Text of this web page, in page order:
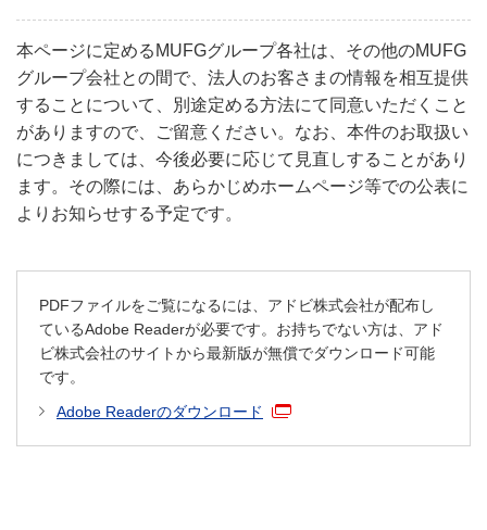
本ページに定めるMUFGグループ各社は、その他のMUFG
グループ会社との間で、法人のお客さまの情報を相互提供
することについて、別途定める方法にて同意いただくこと
がありますので、ご留意ください。なお、本件のお取扱い
につきましては、今後必要に応じて見直しすることがあり
ます。その際には、あらかじめホームページ等での公表に
よりお知らせする予定です。
PDFファイルをご覧になるには、アドビ株式会社が配布し
ているAdobe Readerが必要です。お持ちでない方は、アド
ビ株式会社のサイトから最新版が無償でダウンロード可能
です。
Adobe Readerのダウンロード